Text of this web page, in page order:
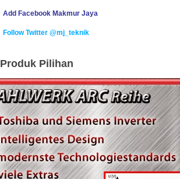
Add Facebook Makmur Jaya
Follow Twitter @mj_teknik
Produk Pilihan